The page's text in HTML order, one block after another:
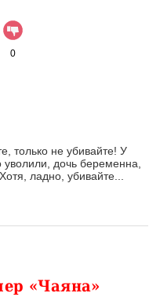
0
только не убивайте! У
уволили, дочь беременна,
ладно, убивайте...
«Чаяна»